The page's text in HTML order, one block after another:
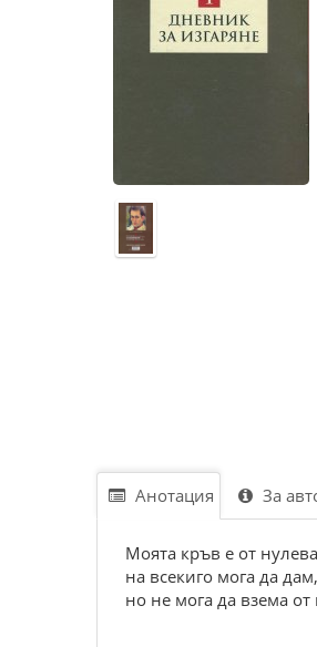
Анотация За
Моята кръв е от
на всекиго мога да дам,
но не мога да взема от